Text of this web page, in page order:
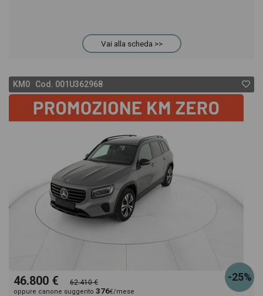
Vai alla scheda >>
KM0 Cod. 001U362968
-25%
46.800 € 62.410 €
oppure canone suggerito 376€/mese